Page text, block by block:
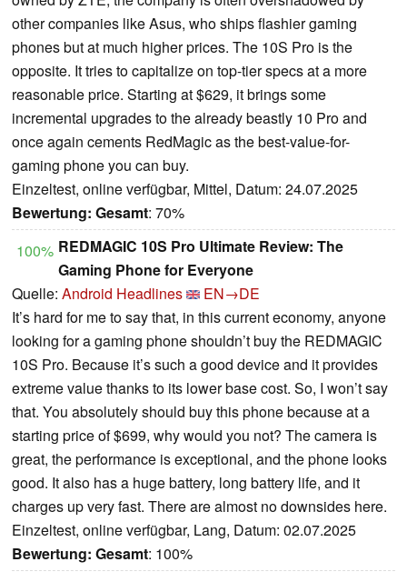
other companies like Asus, who ships flashier gaming
phones but at much higher prices. The 10S Pro is the
opposite. It tries to capitalize on top-tier specs at a more
reasonable price. Starting at $629, it brings some
incremental upgrades to the already beastly 10 Pro and
once again cements RedMagic as the best-value-for-
gaming phone you can buy.
Einzeltest, online verfügbar, Mittel, Datum: 24.07.2025
Bewertung: Gesamt: 70%
100% REDMAGIC 10S Pro Ultimate Review: The
Gaming Phone for Everyone
Quelle: Android Headlines
EN→DE
It’s hard for me to say that, in this current economy, anyone
looking for a gaming phone shouldn’t buy the REDMAGIC
10S Pro. Because it’s such a good device and it provides
extreme value thanks to its lower base cost. So, I won’t say
that. You absolutely should buy this phone because at a
starting price of $699, why would you not? The camera is
great, the performance is exceptional, and the phone looks
good. It also has a huge battery, long battery life, and it
charges up very fast. There are almost no downsides here.
Einzeltest, online verfügbar, Lang, Datum: 02.07.2025
Bewertung: Gesamt: 100%